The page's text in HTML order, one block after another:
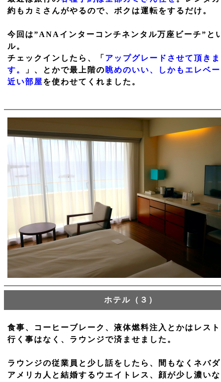
約もカミさんがやるので、ボクは運転をするだけ。
今回は”ANAインターコンチネンタル万座ビーチ”と
ル。
チェックインしたら、「 アップグレードさせて頂きま
す。
」、とかで最上階の 眺めのいい、しかもエレベ
近い部屋を使わせてくれました。
ホテル（３）
食事、コーヒーブレーク、液体燃料注入とかはレス
行く事はなく、ラウンジで済ませました。
ラウンジの従業員と少し話をしたら、間もなくネバ
アメリカ人と結婚するウエイトレス、顔が少し濃い